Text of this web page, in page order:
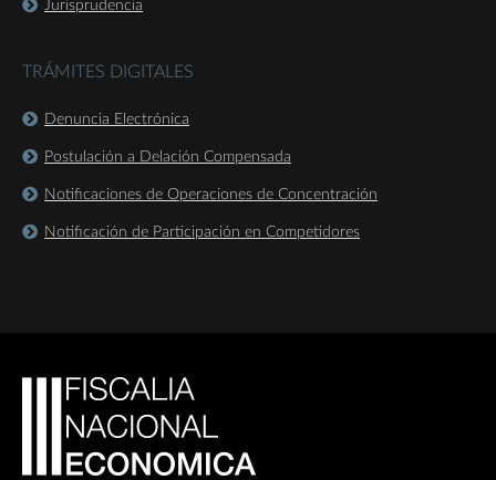
Jurisprudencia
TRÁMITES DIGITALES
Denuncia Electrónica
Postulación a Delación Compensada
Notificaciones de Operaciones de Concentración
Notificación de Participación en Competidores